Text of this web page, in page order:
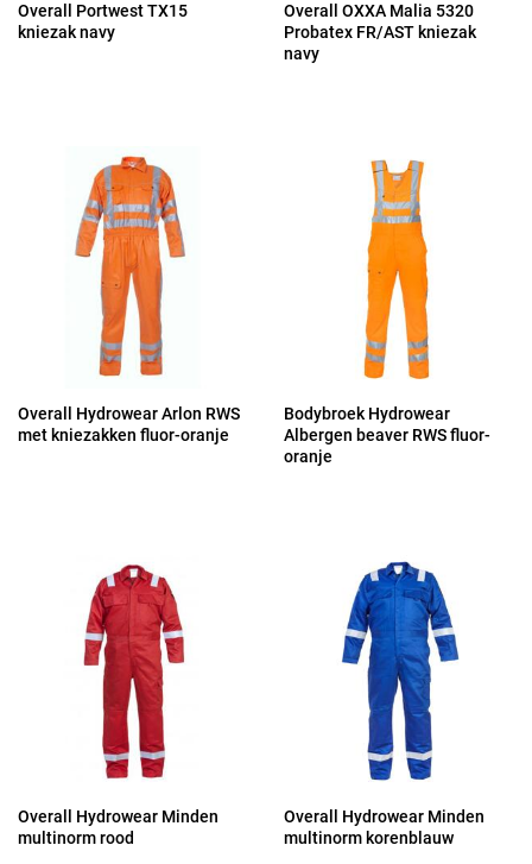
Overall Portwest TX15
kniezak navy
Overall OXXA Malia 5320
Probatex FR/AST kniezak
navy
Overall Hydrowear Arlon RWS
met kniezakken fluor-oranje
Bodybroek Hydrowear
Albergen beaver RWS fluor-
oranje
Overall Hydrowear Minden
multinorm rood
Overall Hydrowear Minden
multinorm korenblauw